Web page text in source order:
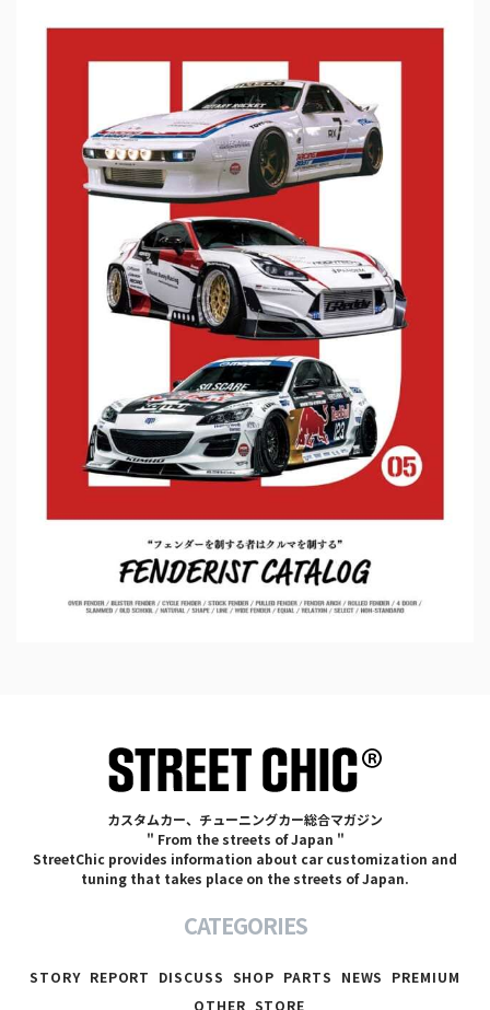
カスタムカー、チューニングカー総合マガジン
" From the streets of Japan "
StreetChic provides information about car customization and
tuning that takes place on the streets of Japan.
CATEGORIES
STORY REPORT DISCUSS SHOP PARTS NEWS
PREMIUM
OTHER STORE